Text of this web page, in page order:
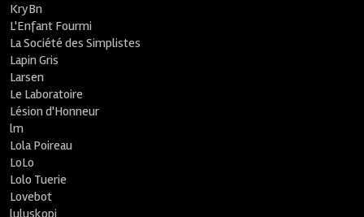
KryBn
L'Enfant Fourmi
La Société des Simplistes
Lapin Gris
Larsen
Le Laboratoire
Lésion d'Honneur
lm
Lola Poireau
LoLo
Lolo Tuerie
Lovebot
luluskopi